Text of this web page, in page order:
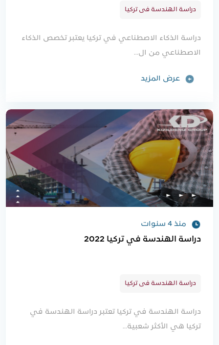
دراسة الهندسة فى تركيا
دراسة الذكاء الاصطناعي في تركيا يعتبر تخصص الذكاء
الاصطناعي من ال...
عرض المزيد
منذ 4 سنوات
دراسة الهندسة في تركيا 2022
دراسة الهندسة فى تركيا
دراسة الهندسة في تركيا تعتبر دراسة الهندسة في
تركيا هي الأكثر شعبية...